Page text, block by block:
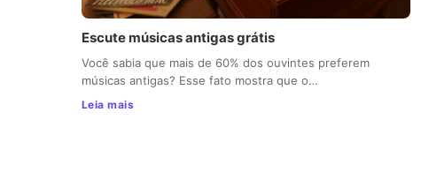
Escute músicas antigas grátis
Você sabia que mais de 60% dos ouvintes preferem
músicas antigas? Esse fato mostra que o…
Leia mais